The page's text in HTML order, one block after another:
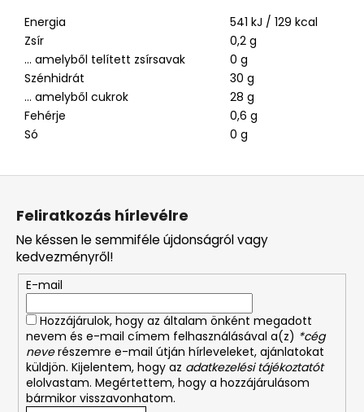
Energia
541 kJ / 129 kcal
Zsír
0,2 g
… amelyből telített zsírsavak
0 g
Szénhidrát
30 g
… amelyből cukrok
28 g
Fehérje
0,6 g
Só
0 g
L
Feliratkozás hírlevélre
Ne késsen le semmiféle újdonságról vagy
kedvezményről!
E-mail
Hozzájárulok, hogy az általam önként megadott
nevem és e-mail címem felhasználásával a(z) *cég
neverészemre e-mail útján hírleveleket, ajánlatokat
küldjön. Kijelentem, hogy az adatkezelési tájékoztatót
elolvastam. Megértettem, hogy a hozzájárulásom
bármikor visszavonhatom.